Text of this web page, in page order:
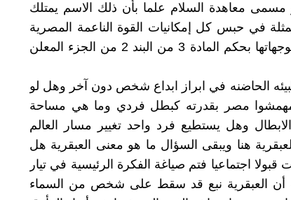
مسمى معاهدة السلام علما بأن ذلك الاسم يمتلك
في حبس كل إمكانيات القوة الناعمة المصرية
عن النمو والتعبير الصحيح عن توجهاتها بحكم المادة 3 من البند 2 من الجزء المعلن
الحاضنه في ابراز ابداع شخص دون آخر وهل لو
مصر بقدرته كبطل فردي وما هي مساحة
وهل يستطيع فرد واحد تغيير مسار العالم
هنا ويبقى السؤال ما هو معنى العبقرية هل
قبولا اجتماعيا فتم صياغة الفكرة الرئيسية في تيار
أم أن العبقرية نبع قد سقط على شخص من السماء